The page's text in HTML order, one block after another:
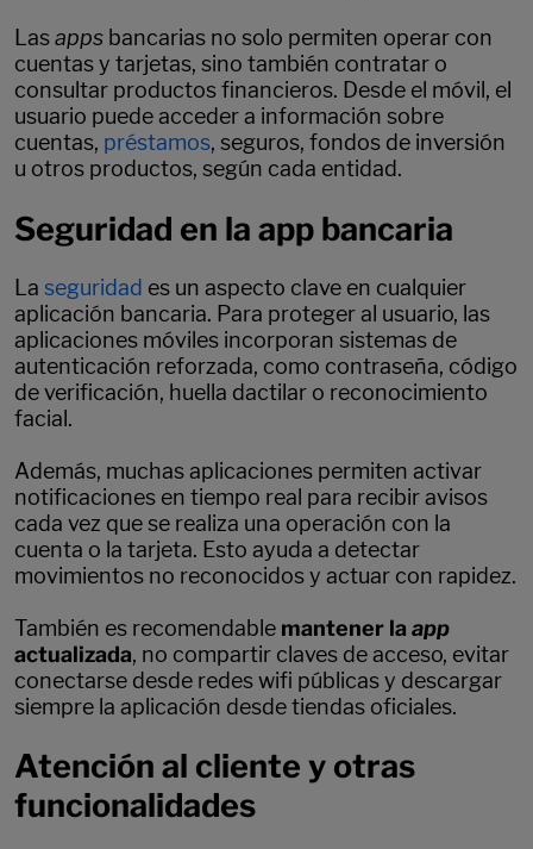
Lasapps bancarias no solo permiten operar con
cuentas y tarjetas, sino también contratar o
consultar productos financieros. Desde el móvil, el
usuario puede acceder a información sobre
cuentas, préstamos, seguros, fondos de inversión
u otros productos, según cada entidad.
Seguridad en la app bancaria
La seguridad es un aspecto clave en cualquier
aplicación bancaria. Para proteger al usuario, las
aplicaciones móviles incorporan sistemas de
autenticación reforzada, como contraseña, código
de verificación, huella dactilar o reconocimiento
facial.
Además, muchas aplicaciones permiten activar
notificaciones en tiempo real para recibir avisos
cada vez que se realiza una operación con la
cuenta o la tarjeta. Esto ayuda a detectar
movimientos no reconocidos y actuar con rapidez.
También es recomendable mantener la app
actualizada, no compartir claves de acceso, evitar
conectarse desde redes wifi públicas y descargar
siempre la aplicación desde tiendas oficiales.
Atención al cliente y otras
funcionalidades